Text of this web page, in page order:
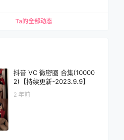
Ta的全部动态
抖音 VC 微密圈 合集(10000
2)【持续更新-2023.9.9】
2 年前